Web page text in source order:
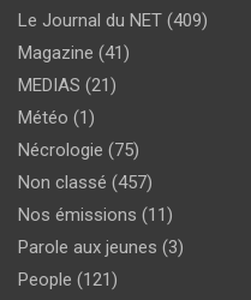
Le Journal du NET (409)
Magazine (41)
MEDIAS (21)
Météo (1)
Nécrologie (75)
Non classé (457)
Nos émissions (11)
Parole aux jeunes (3)
People (121)